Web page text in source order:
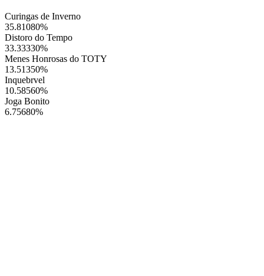
Curingas de Inverno
35.81080%
Distoro do Tempo
33.33330%
Menes Honrosas do TOTY
13.51350%
Inquebrvel
10.58560%
Joga Bonito
6.75680%